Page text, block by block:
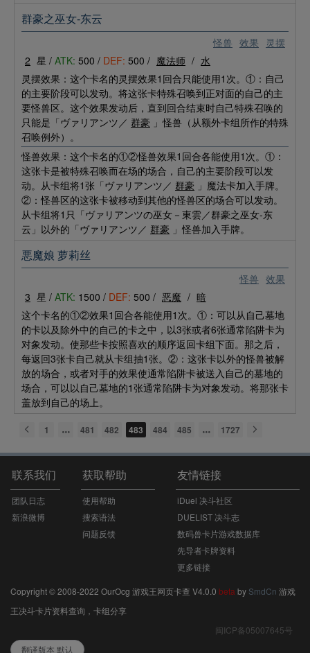
怪兽 效果 灵摆
群豪之巫女-东云
2 星 / ATK: 500 / DEF: 500 / 魔法师 / 水
灵摆效果：这个卡名的灵摆效果1回合只能使用1次。①：自己
的主要阶段可以发动。将这张卡特殊召唤到正对面的自己的主
要怪兽区。这个效果发动后，直到回合结束时自己特殊召唤的
只能是「ヴァリアンツ／ 群豪 」怪兽（从额外卡组所作的特殊
召唤例外）。
怪兽效果：这个卡名的①②怪兽效果1回合各能使用1次。①：
这张卡是被特殊召唤而在场的场合，自己的主要阶段可以发
动。从卡组将1张「ヴァリアンツ／ 群豪 」魔法卡加入手牌。
②：怪兽区的这张卡被移动到其他的怪兽区的场合可以发动。
从卡组将1只「ヴァリアンツの巫女－東雲／群豪之巫女-东
云」以外的「ヴァリアンツ／ 群豪 」怪兽加入手牌。
怪兽 效果
悪魔娘 萝莉丝
3 星 / ATK: 1500 / DEF: 500 / 恶魔 / 暗
这个卡名的①②效果1回合各能使用1次。①：可以从自己墓地
的卡以及除外中的自己的卡之中，以3张或者6张通常陷阱卡为
对象发动。使那些卡按照喜欢的顺序返回卡组下面。那之后，
每返回3张卡自己就从卡组抽1张。②：这张卡以外的怪兽被解
放的场合，或者对手的效果使通常陷阱卡被送入自己的墓地的
场合，可以以自己墓地的1张通常陷阱卡为对象发动。将那张卡
盖放到自己的场上。
1 481 482 483 484 485 1727
联系我们
团队日志
新浪微博
获取帮助
使用帮助
搜索语法
问题反馈
友情链接
iDuel 决斗社区
DUELIST 决斗志
数码兽卡片游戏数据库
先导者卡牌资料
更多链接
Copyright © 2008-2022 OurOcg 游戏王网页卡查 V4.0.0 beta by SmdCn 游戏
王决斗卡片资料查询，卡组分享
闽ICP备05007645号
翻译版本 默认